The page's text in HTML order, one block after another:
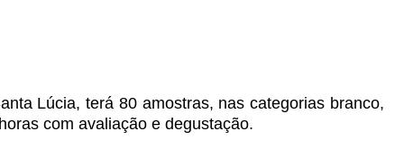
Lúcia, terá 80 amostras, nas categorias branco,
com avaliação e degustação.